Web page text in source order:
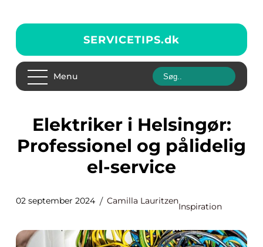
SERVICETIPS.dk
Menu
Elektriker i Helsingør:
Professionel og pålidelig
el-service
02 september 2024 Camilla Lauritzen
Inspiration